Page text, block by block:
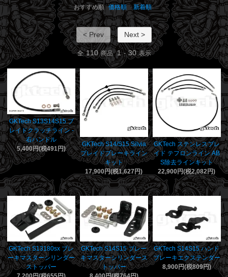
おすすめ順 価格順 新着順
< Prev Next >
全 110 商品 1 - 30 表示
GKTech S13S14S15 ブ
レイドクラッチライン -
右ハンドル
5,400円(税491円)
GKTech S14/S15 Silvia
ブレイドブレーキライン
キット
17,900円(税1,627円)
GKTech ステンレスブレ
イド テフロンライン AB
S除去ラインキット
22,900円(税2,082円)
GKTech S13180sx ブレ
ーキマスターシリンダー
ストッパー
GKTech S14S15 ブレー
キマスターシリンダース
トッパー
GKTech S14S15 ハンド
ブレーキエクステンダー
8,900円(税809円)